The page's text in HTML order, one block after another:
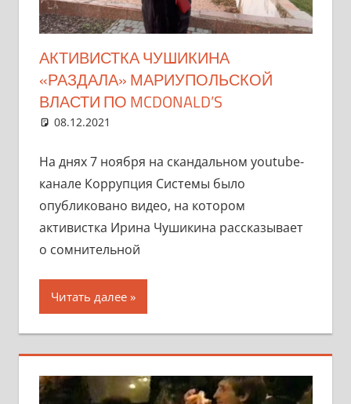
АКТИВИСТКА ЧУШИКИНА
«РАЗДАЛА» МАРИУПОЛЬСКОЙ
ВЛАСТИ ПО MCDONALD’S
08.12.2021
На днях 7 ноября на скандальном youtube-
канале Коррупция Системы было
опубликовано видео, на котором
активистка Ирина Чушикина рассказывает
о сомнительной
Читать далее